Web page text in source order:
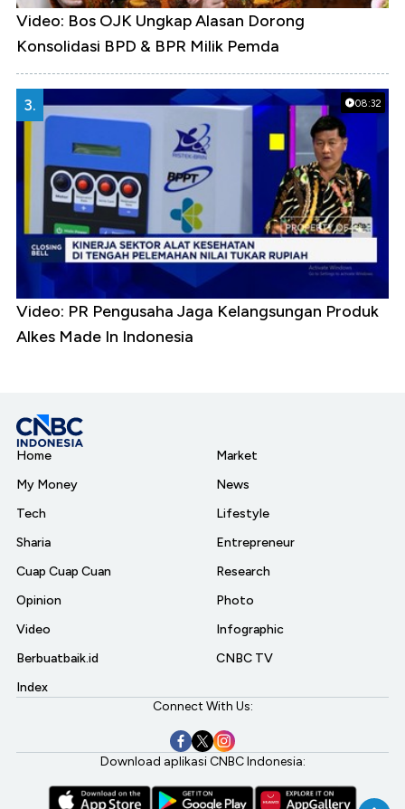
Video: Bos OJK Ungkap Alasan Dorong
Konsolidasi BPD & BPR Milik Pemda
08:32
3.
Video: PR Pengusaha Jaga Kelangsungan Produk
Alkes Made In Indonesia
Home
My Money
Tech
Sharia
Cuap Cuap Cuan
Opinion
Video
Berbuatbaik.id
Index
Market
News
Lifestyle
Entrepreneur
Research
Photo
Infographic
CNBC TV
Connect With Us:
Download aplikasi CNBC Indonesia: